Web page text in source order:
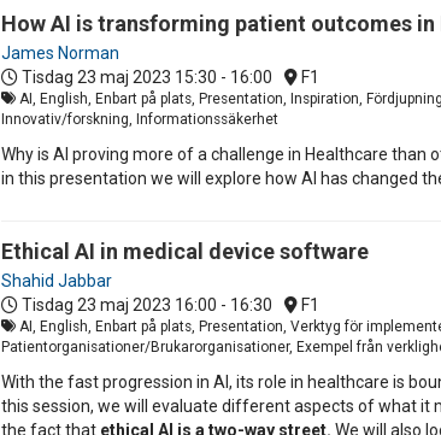
How AI is transforming patient outcomes
James Norman
Tisdag 23 maj 2023 15:30 - 16:00 F1
AI, English, Enbart på plats, Presentation, Inspiration,
Innovativ/forskning, Informationssäkerhet
Why is AI proving more of a challenge in Healthcare
in this presentation we will explore how AI has changed
Ethical AI in medical device software
Shahid Jabbar
Tisdag 23 maj 2023 16:00 - 16:30 F1
AI, English, Enbart på plats, Presentation, Verktyg för
Patientorganisationer/Brukarorganisationer, Exempel från
With the fast progression in AI, its role in healthcare is
this session, we will evaluate different aspects of what it
the fact that ethical AI is a two-way street. We will also